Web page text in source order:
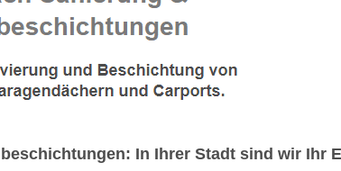
In Ihrer Stadt sind wir Ihr